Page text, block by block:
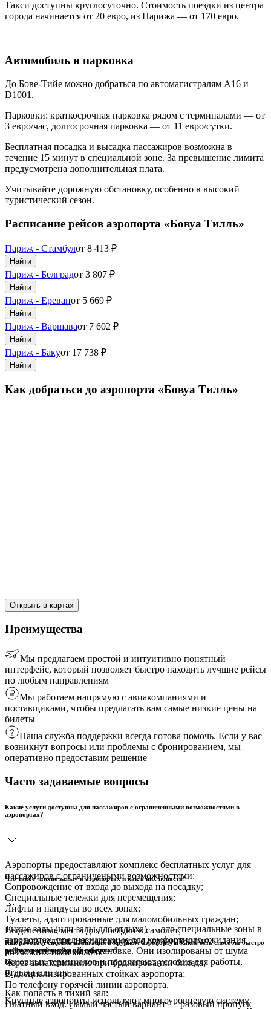
Такси доступны круглосуточно. Стоимость поездки из центра
города начинается от 20 евро, из Парижа — от 170 евро.
Автомобиль и парковка
До Бове-Тийе можно добраться по автомагистралям A16 и
D1001.
Парковки: краткосрочная парковка рядом с терминалами — от
3 евро/час, долгосрочная парковка — от 11 евро/сутки.
Бесплатная посадка и высадка пассажиров возможна в
течение 15 минут в специальной зоне. За превышение лимита
предусмотрена дополнительная плата.
Учитывайте дорожную обстановку, особенно в высокий
туристический сезон.
Расписание рейсов аэропорта «Бовуа Тилль»
Париж - Стамбулот 8 413 ₽
Найти
Париж - Белградот 3 807 ₽
Найти
Париж - Ереванот 5 669 ₽
Найти
Париж - Варшаваот 7 602 ₽
Найти
Париж - Бакуот 17 738 ₽
Найти
Как добраться до аэропорта «Бовуа Тилль»
Открыть в картах
Преимущества
Мы предлагаем простой и интуитивно понятный
интерфейс, который позволяет быстро находить лучшие рейсы
по любым направлениям
Мы работаем напрямую с авиакомпаниями и
поставщиками, чтобы предлагать вам самые низкие цены на
билеты
Наша служба поддержки всегда готова помочь. Если у вас
возникнут вопросы или проблемы с бронированием, мы
оперативно предоставим решение
Часто задаваемые вопросы
Какие услуги доступны для пассажиров с ограниченными возможностями в
аэропортах?
Аэропорты предоставляют комплекс бесплатных услуг для
пассажиров с ограничеными возможностями:
Сопровождение от входа до выхода на посадку;
Специальные тележки для перемещения;
Лифты и пандусы во всех зонах;
Туалеты, адаптированные для маломобильных граждан;
Выделенные места для посадки в самолет;
Заказать услуги для пассажиров с ограничеными
возможностями можно:
Через авиакомпанию при бронировании билета;
В специализированных стойках аэропорта;
По телефону горячей линии аэропорта.
Что такое «тихие залы» в аэропортах и как в них попасть?
Тихие залы (или залы для отдыха) — это специальные зоны в
аэропортах, предназначенные для комфортного ожидания
рейса в спокойной обстановке. Они изолированы от шума
основных терминалов и предлагают условия для работы,
отдыха или сна.
Как попасть в тихий зал:
Платный вход. Самый частый вариант — разовый пропуск
Как работает система навигации в крупном аэропорту и какие есть способы быстро
найти нужный выход или терминал?
Крупные аэропорты используют многоуровневую систему